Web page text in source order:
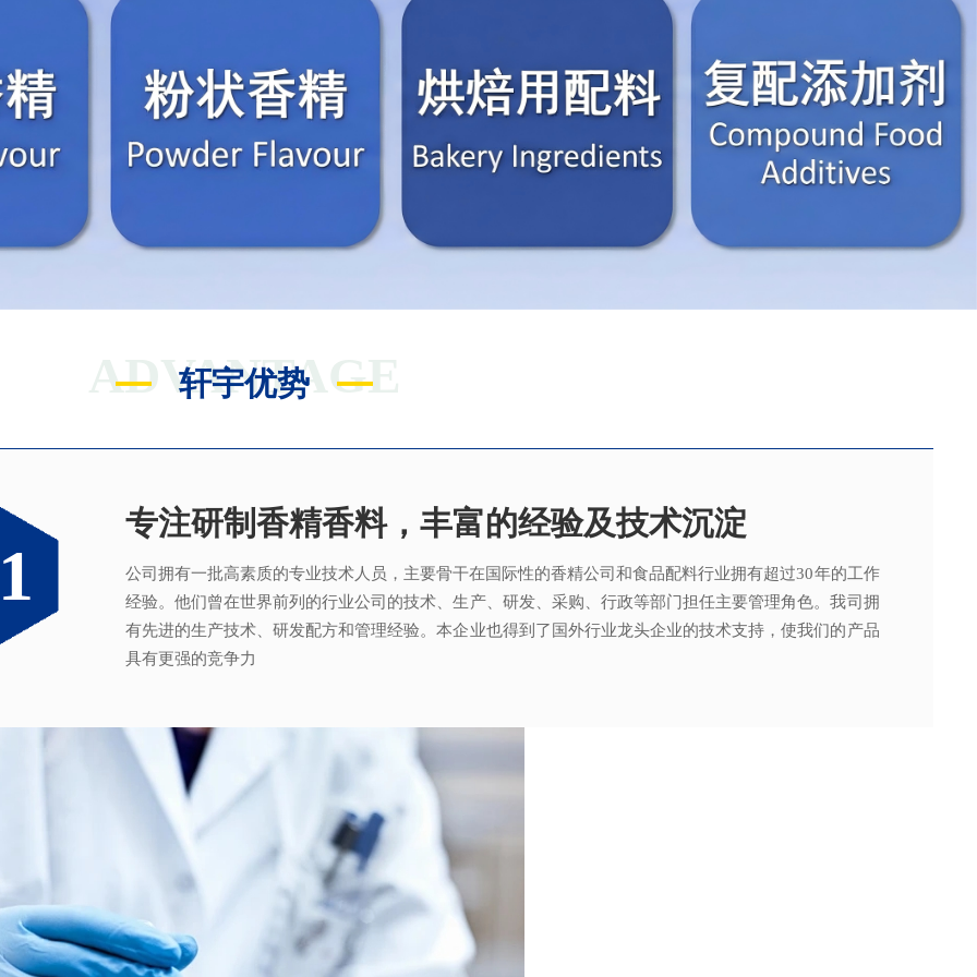
ADVANTAGE
轩宇优势
专注研制香精香料，丰富的经验及技术沉淀
公司拥有一批高素质的专业技术人员，主要骨干在国际性的香精公司和食品配料行业拥有超过30年的工作
经验。他们曾在世界前列的行业公司的技术、生产、研发、采购、行政等部门担任主要管理角色。我司拥
有先进的生产技术、研发配方和管理经验。本企业也得到了国外行业龙头企业的技术支持，使我们的产品
具有更强的竞争力
满足客户不同的调香需求
拥有独立的香精香料技术研发实验室和生产车间，可为客户提供适合、满意，高性价比的高品质香精。
完善的质量管理体系
从2005年起，公司就建立了国际认可的ISO9001：2015质量管理体系及ISO22000：2018 食品安全管理体
系，为所有产品质量稳定性及食用安全性保驾护航。
真心酿香味 芬芳传五洲
轩宇的应用及技术服务中心，汇聚了多位优秀的技术工程师从事香精香料在各类产品中的开发应用，能高
效地针对客户需求打造不同产品，满 足客户对提高其产品质量以及缩短交货期的需求。